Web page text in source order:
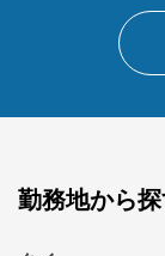
勤務地から